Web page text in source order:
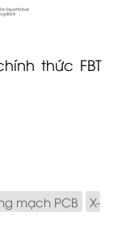
thức FBT
mạch PCB
X-